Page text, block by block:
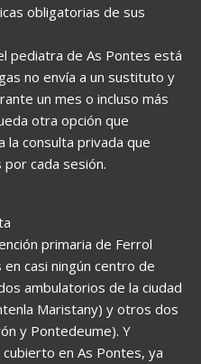
obligatorias de sus
pediatra de As Pontes está
no envía a un sustituto y
un mes o incluso más
otra opción que
la consulta privada que
cada sesión.
primaria de Ferrol
casi ningún centro de
ambulatorios de la ciudad
Maristany) y otros dos
y Pontedeume). Y
en As Pontes, ya